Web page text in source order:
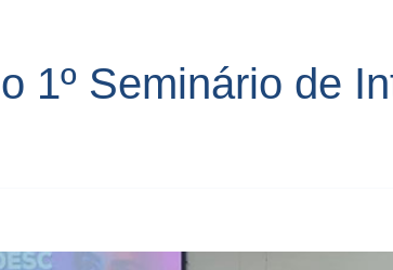
1º Seminário de